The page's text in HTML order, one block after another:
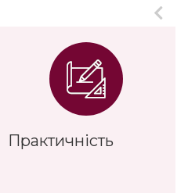
Практичність